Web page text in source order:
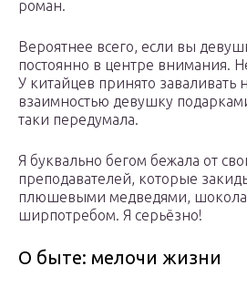
роман.
Вероятнее всего, если вы
постоянно в центре внимания.
У китайцев принято заваливать
взаимностью девушку
таки передумала.
Я буквально бегом бежала от
преподавателей, которые
плюшевыми медведями,
ширпотребом. Я серьёзно!
О быте: мелочи жизни